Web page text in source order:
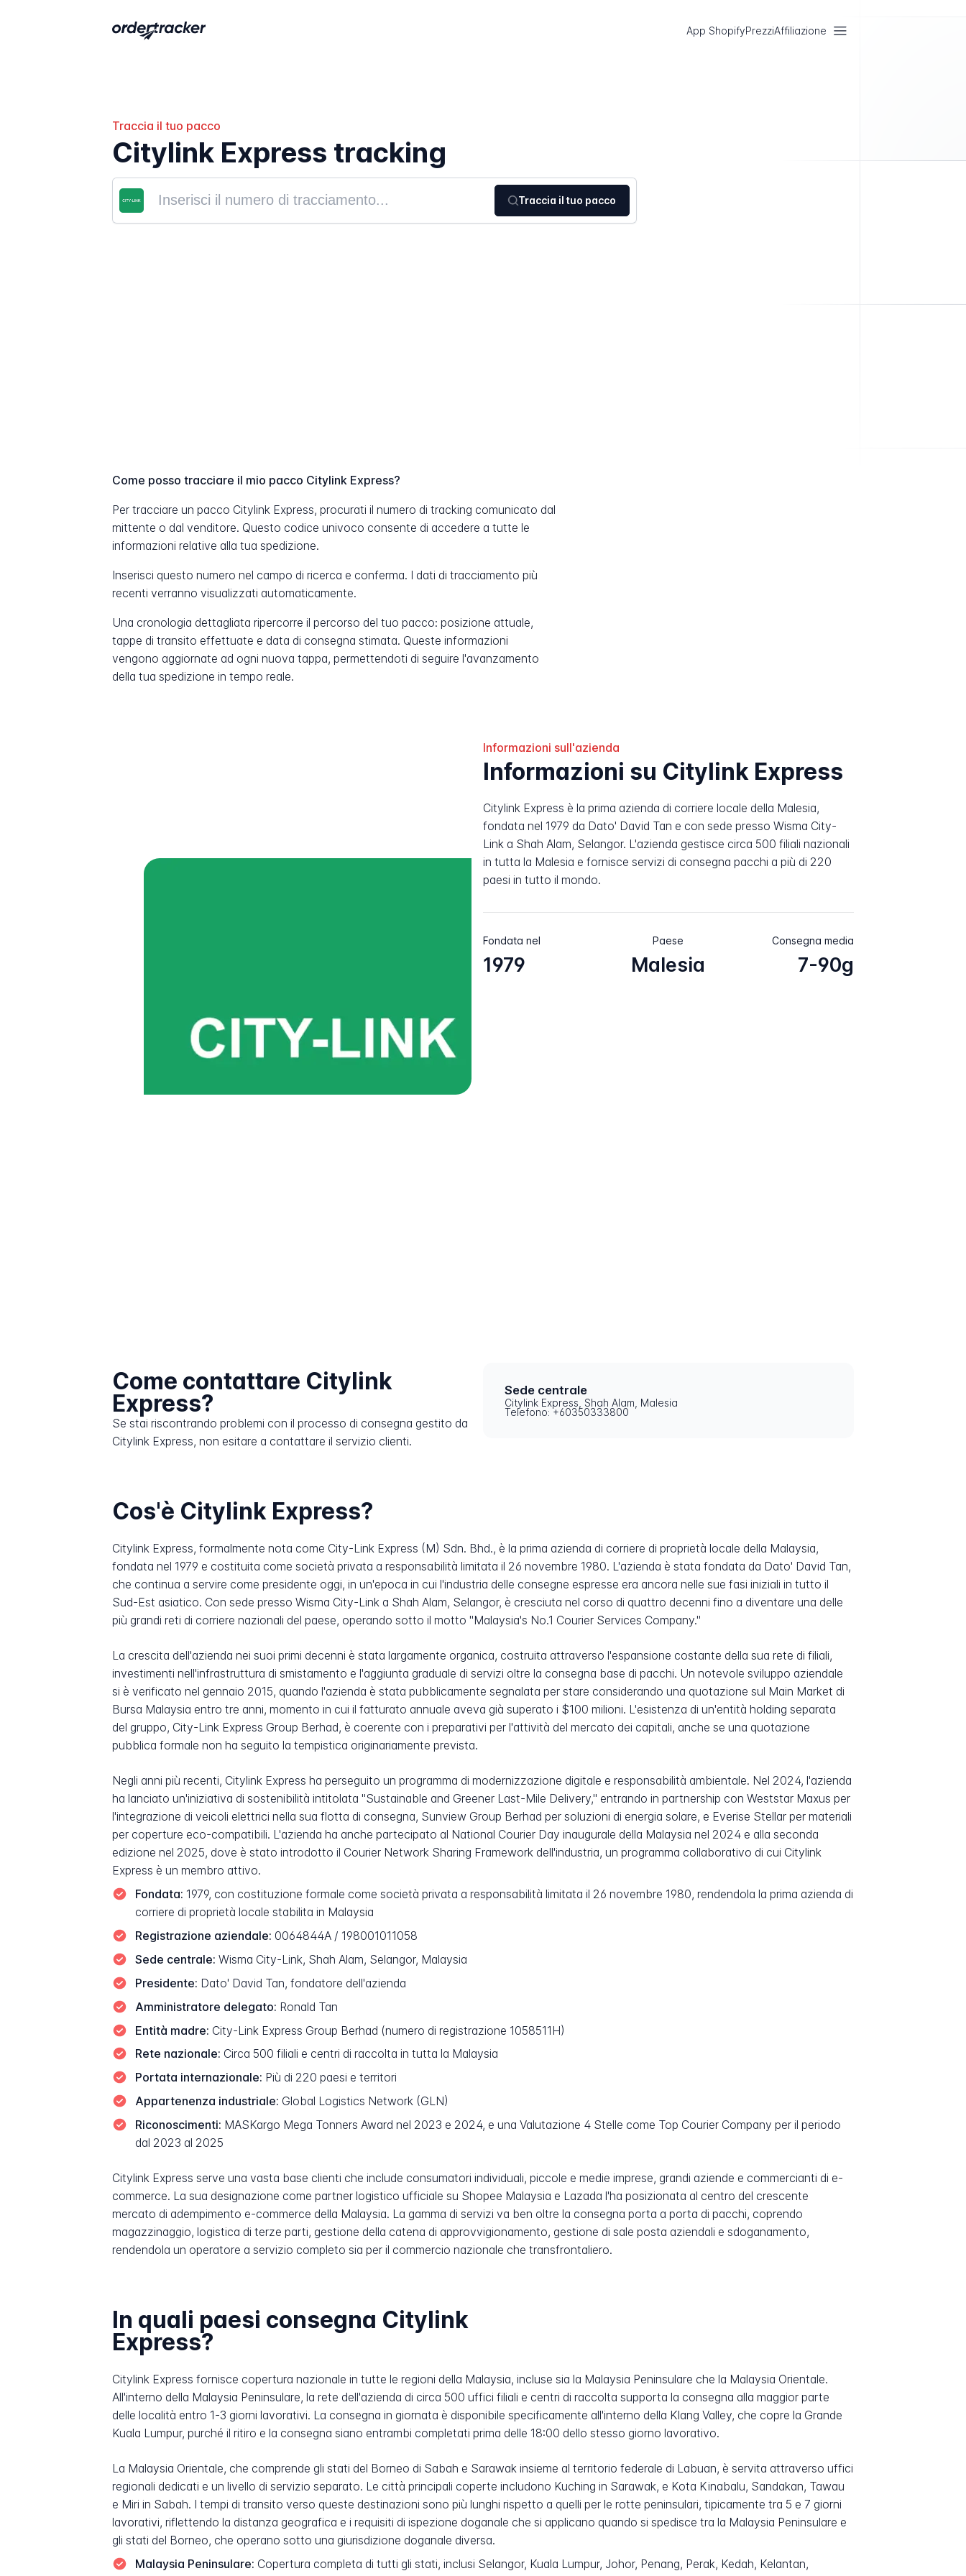
App ShopifyPrezziAffiliazione
Traccia il tuo pacco
Citylink Express tracking
Traccia il tuo pacco
Come posso tracciare il mio pacco Citylink Express?
Per tracciare un pacco Citylink Express, procurati il numero di tracking comunicato dal
mittente o dal venditore. Questo codice univoco consente di accedere a tutte le
informazioni relative alla tua spedizione.
Inserisci questo numero nel campo di ricerca e conferma. I dati di tracciamento più
recenti verranno visualizzati automaticamente.
Una cronologia dettagliata ripercorre il percorso del tuo pacco: posizione attuale,
tappe di transito effettuate e data di consegna stimata. Queste informazioni
vengono aggiornate ad ogni nuova tappa, permettendoti di seguire l'avanzamento
della tua spedizione in tempo reale.
Informazioni sull'azienda
Informazioni su Citylink Express
Citylink Express è la prima azienda di corriere locale della Malesia,
fondata nel 1979 da Dato' David Tan e con sede presso Wisma City-
Link a Shah Alam, Selangor. L'azienda gestisce circa 500 filiali nazionali
in tutta la Malesia e fornisce servizi di consegna pacchi a più di 220
paesi in tutto il mondo.
Fondata nel
1979
Paese
Malesia
Consegna media
7-90g
Come contattare Citylink
Express?
Se stai riscontrando problemi con il processo di consegna gestito da
Citylink Express, non esitare a contattare il servizio clienti.
Sede centrale
Citylink Express, Shah Alam, Malesia
Telefono: +60350333800
Cos'è Citylink Express?
Citylink Express, formalmente nota come City-Link Express (M) Sdn. Bhd., è la prima azienda di corriere di proprietà locale della Malaysia,
fondata nel 1979 e costituita come società privata a responsabilità limitata il 26 novembre 1980. L'azienda è stata fondata da Dato' David Tan,
che continua a servire come presidente oggi, in un'epoca in cui l'industria delle consegne espresse era ancora nelle sue fasi iniziali in tutto il
Sud-Est asiatico. Con sede presso Wisma City-Link a Shah Alam, Selangor, è cresciuta nel corso di quattro decenni fino a diventare una delle
più grandi reti di corriere nazionali del paese, operando sotto il motto "Malaysia's No.1 Courier Services Company."
La crescita dell'azienda nei suoi primi decenni è stata largamente organica, costruita attraverso l'espansione costante della sua rete di filiali,
investimenti nell'infrastruttura di smistamento e l'aggiunta graduale di servizi oltre la consegna base di pacchi. Un notevole sviluppo aziendale
si è verificato nel gennaio 2015, quando l'azienda è stata pubblicamente segnalata per stare considerando una quotazione sul Main Market di
Bursa Malaysia entro tre anni, momento in cui il fatturato annuale aveva già superato i $100 milioni. L'esistenza di un'entità holding separata
del gruppo, City-Link Express Group Berhad, è coerente con i preparativi per l'attività del mercato dei capitali, anche se una quotazione
pubblica formale non ha seguito la tempistica originariamente prevista.
Negli anni più recenti, Citylink Express ha perseguito un programma di modernizzazione digitale e responsabilità ambientale. Nel 2024, l'azienda
ha lanciato un'iniziativa di sostenibilità intitolata "Sustainable and Greener Last-Mile Delivery," entrando in partnership con Weststar Maxus per
l'integrazione di veicoli elettrici nella sua flotta di consegna, Sunview Group Berhad per soluzioni di energia solare, e Everise Stellar per materiali
per coperture eco-compatibili. L'azienda ha anche partecipato al National Courier Day inaugurale della Malaysia nel 2024 e alla seconda
edizione nel 2025, dove è stato introdotto il Courier Network Sharing Framework dell'industria, un programma collaborativo di cui Citylink
Express è un membro attivo.
Fondata: 1979, con costituzione formale come società privata a responsabilità limitata il 26 novembre 1980, rendendola la prima azienda di
corriere di proprietà locale stabilita in Malaysia
Registrazione aziendale: 0064844A / 198001011058
Sede centrale: Wisma City-Link, Shah Alam, Selangor, Malaysia
Presidente: Dato' David Tan, fondatore dell'azienda
Amministratore delegato: Ronald Tan
Entità madre: City-Link Express Group Berhad (numero di registrazione 1058511H)
Rete nazionale: Circa 500 filiali e centri di raccolta in tutta la Malaysia
Portata internazionale: Più di 220 paesi e territori
Appartenenza industriale: Global Logistics Network (GLN)
Riconoscimenti: MASKargo Mega Tonners Award nel 2023 e 2024, e una Valutazione 4 Stelle come Top Courier Company per il periodo
dal 2023 al 2025
Citylink Express serve una vasta base clienti che include consumatori individuali, piccole e medie imprese, grandi aziende e commercianti di e-
commerce. La sua designazione come partner logistico ufficiale su Shopee Malaysia e Lazada l'ha posizionata al centro del crescente
mercato di adempimento e-commerce della Malaysia. La gamma di servizi va ben oltre la consegna porta a porta di pacchi, coprendo
magazzinaggio, logistica di terze parti, gestione della catena di approvvigionamento, gestione di sale posta aziendali e sdoganamento,
rendendola un operatore a servizio completo sia per il commercio nazionale che transfrontaliero.
In quali paesi consegna Citylink
Express?
Citylink Express fornisce copertura nazionale in tutte le regioni della Malaysia, incluse sia la Malaysia Peninsulare che la Malaysia Orientale.
All'interno della Malaysia Peninsulare, la rete dell'azienda di circa 500 uffici filiali e centri di raccolta supporta la consegna alla maggior parte
delle località entro 1-3 giorni lavorativi. La consegna in giornata è disponibile specificamente all'interno della Klang Valley, che copre la Grande
Kuala Lumpur, purché il ritiro e la consegna siano entrambi completati prima delle 18:00 dello stesso giorno lavorativo.
La Malaysia Orientale, che comprende gli stati del Borneo di Sabah e Sarawak insieme al territorio federale di Labuan, è servita attraverso uffici
regionali dedicati e un livello di servizio separato. Le città principali coperte includono Kuching in Sarawak, e Kota Kinabalu, Sandakan, Tawau
e Miri in Sabah. I tempi di transito verso queste destinazioni sono più lunghi rispetto a quelli per le rotte peninsulari, tipicamente tra 5 e 7 giorni
lavorativi, riflettendo la distanza geografica e i requisiti di ispezione doganale che si applicano quando si spedisce tra la Malaysia Peninsulare e
gli stati del Borneo, che operano sotto una giurisdizione doganale diversa.
Malaysia Peninsulare: Copertura completa di tutti gli stati, inclusi Selangor, Kuala Lumpur, Johor, Penang, Perak, Kedah, Kelantan,